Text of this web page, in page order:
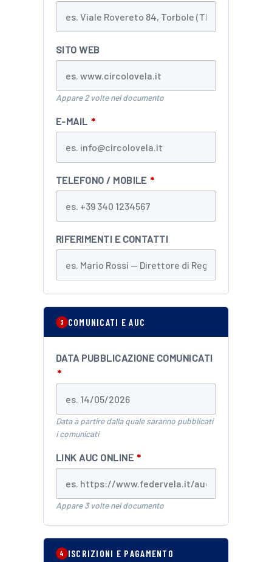
SITO WEB
Appare 2 volte nel documento
E-MAIL *
TELEFONO / MOBILE *
RIFERIMENTI E CONTATTI
3 COMUNICATI E AUC
DATA PUBBLICAZIONE COMUNICATI
*
Data a partire dalla quale saranno pubblicati
i comunicati
LINK AUC ONLINE *
Appare 3 volte nel documento
4 ISCRIZIONI E PAGAMENTO